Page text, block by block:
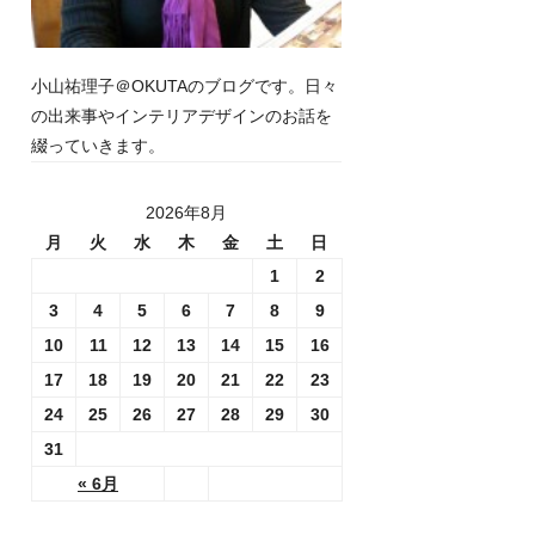
小山祐理子＠OKUTAのブログです。日々
の出来事やインテリアデザインのお話を
綴っていきます。
2026年8月
月
火 水 木 金 土 日
« 6月
1
2
3
4 5 6 7 8
9
10
11 12 13 14 15
16
17
18 19 20 21 22
23
24
25 26 27 28 29
30
31